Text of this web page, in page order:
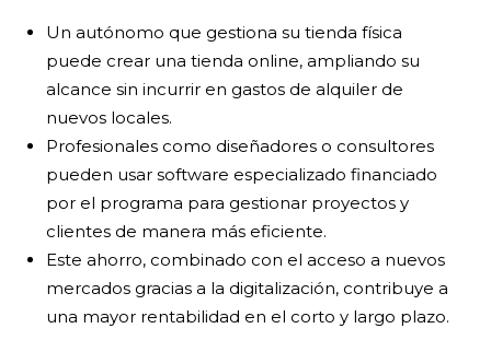
Un autónomo que gestiona su tienda física
puede crear una tienda online, ampliando su
alcance sin incurrir en gastos de alquiler de
nuevos locales.
Profesionales como diseñadores o consultores
pueden usar software especializado financiado
por el programa para gestionar proyectos y
clientes de manera más eficiente.
Este ahorro, combinado con el acceso a nuevos
mercados gracias a la digitalización, contribuye a
una mayor rentabilidad en el corto y largo plazo.